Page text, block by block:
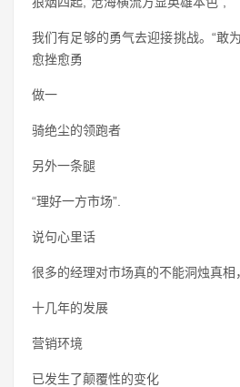
我们有足够的勇气去迎接挑战。“敢
愈挫愈勇
做一
骑绝尘的领跑者
另外一条腿
“理好一方市场”.
说句心里话
很多的经理对市场真的不能洞烛真相，
十几年的发展
营销环境
已发生了颠覆性的变化